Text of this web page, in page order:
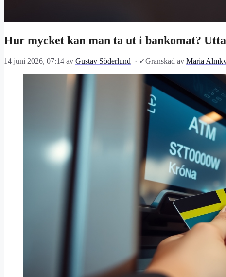
Hur mycket kan man ta ut i bankomat?
14 juni 2026, 07:14 av Gustav Söderlund · ✓Granskad av Maria